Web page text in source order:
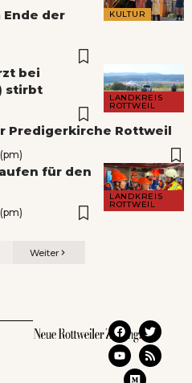
KULTUR
der
LANDKREIS
ROTTWEIL
bei
stirbt
Predigerkirche Rottweil
LANDKREIS
ROTTWEIL
für den
Weiter